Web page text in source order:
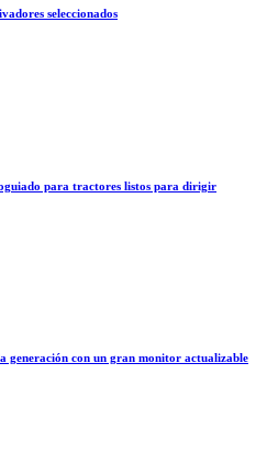
seleccionados
para tractores listos para dirigir
generación con un gran monitor actualizable